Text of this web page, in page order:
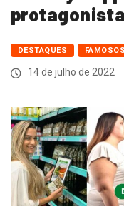
DESTAQUES FAMOSOS
14 de julho de 2022